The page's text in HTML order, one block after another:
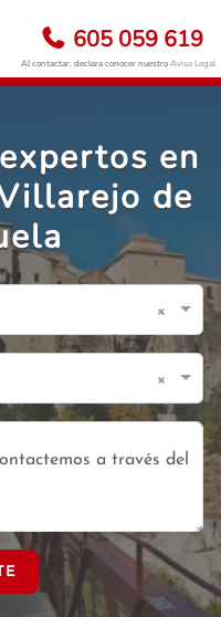
605 059 619
Al contactar, declara conocer nuestroAviso Legal
en
de
×
×